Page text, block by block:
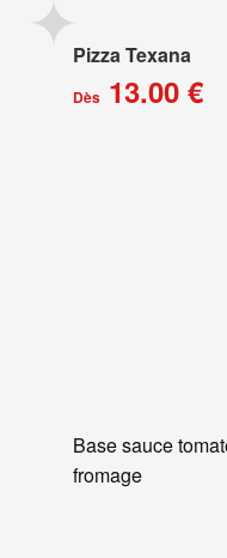
Pizza Texana
Dès 13.00 €
Base sauce
fromage